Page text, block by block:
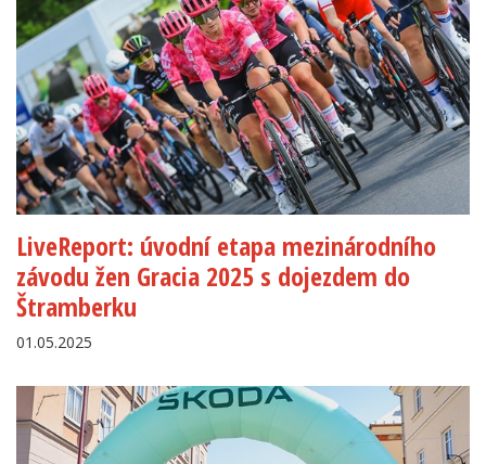
LiveReport: úvodní etapa mezinárodního
závodu žen Gracia 2025 s dojezdem do
Štramberku
01.05.2025